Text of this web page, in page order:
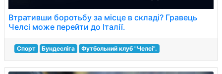
Втративши боротьбу за місце в складі? Гравець
Челсі може перейти до Італії.
Спорт Бундесліга Футбольний клуб "Челсі".